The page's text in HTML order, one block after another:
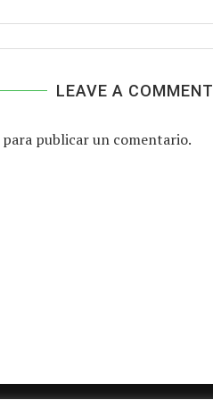
LEAVE A COMMENT
para publicar un comentario.